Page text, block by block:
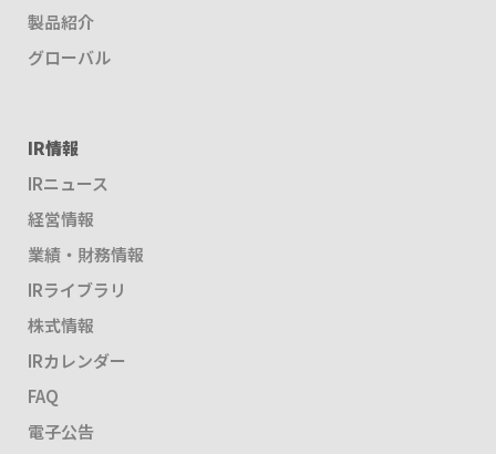
製品紹介
グローバル
IR情報
IRニュース
経営情報
業績・財務情報
IRライブラリ
株式情報
IRカレンダー
FAQ
電子公告